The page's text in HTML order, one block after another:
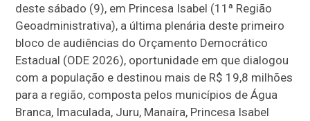
deste sábado (9), em Princesa Isabel (11ª Região
Geoadministrativa), a última plenária deste primeiro
bloco de audiências do Orçamento Democrático
Estadual (ODE 2026), oportunidade em que dialogou
com a população e destinou mais de R$ 19,8 milhões
para a região, composta pelos municípios de Água
Branca, Imaculada, Juru, Manaíra, Princesa Isabel